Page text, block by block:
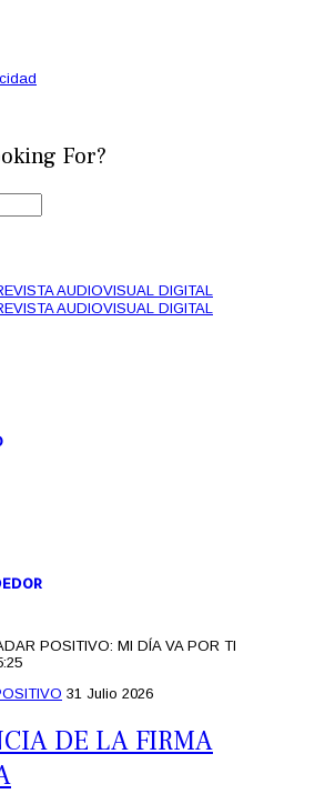
For?
POSITIVO: MI DÍA VA POR TI
31 Julio 2026
DE LA FIRMA